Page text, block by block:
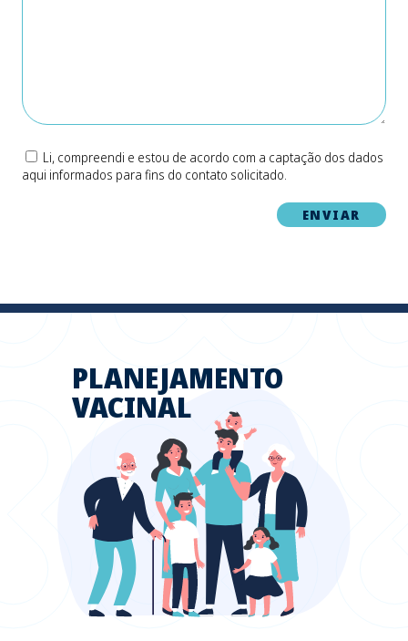
Li, compreendi e estou de acordo com a captação dos dados
aqui informados para fins do contato solicitado.
PLANEJAMENTO
VACINAL